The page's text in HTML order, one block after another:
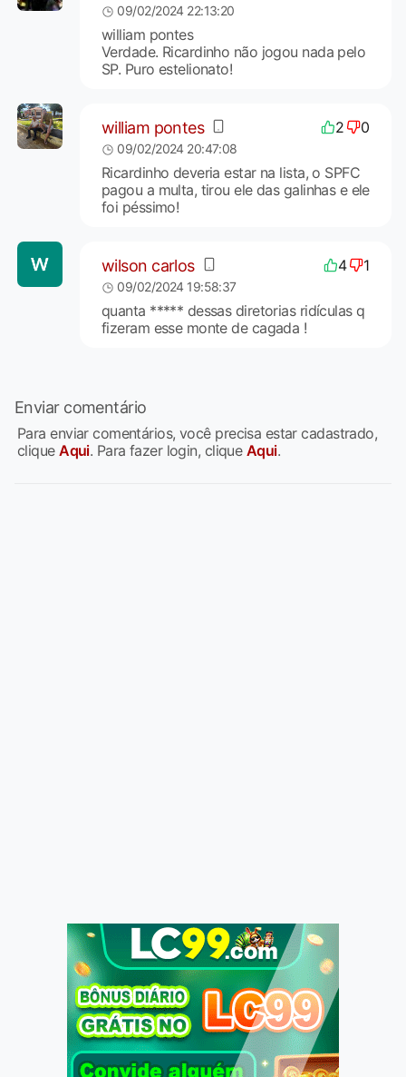
09/02/2024 22:13:20
william pontes
Verdade. Ricardinho não jogou nada pelo
SP. Puro estelionato!
william pontes 2 0
09/02/2024 20:47:08
Ricardinho deveria estar na lista, o SPFC
pagou a multa, tirou ele das galinhas e ele
foi péssimo!
wilson carlos 4 1
09/02/2024 19:58:37
quanta ***** dessas diretorias ridículas q
fizeram esse monte de cagada !
Enviar comentário
Para enviar comentários, você precisa estar cadastrado,
cliqueAqui. Para fazer login, clique Aqui.